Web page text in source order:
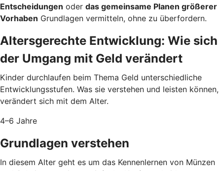
Entscheidungen oder das gemeinsame Planen größerer
Vorhaben Grundlagen vermitteln, ohne zu überfordern.
Altersgerechte Entwicklung: Wie sich
der Umgang mit Geld verändert
Kinder durchlaufen beim Thema Geld unterschiedliche
Entwicklungsstufen. Was sie verstehen und leisten können,
verändert sich mit dem Alter.
4–6 Jahre
Grundlagen verstehen
In diesem Alter geht es um das Kennenlernen von Münzen